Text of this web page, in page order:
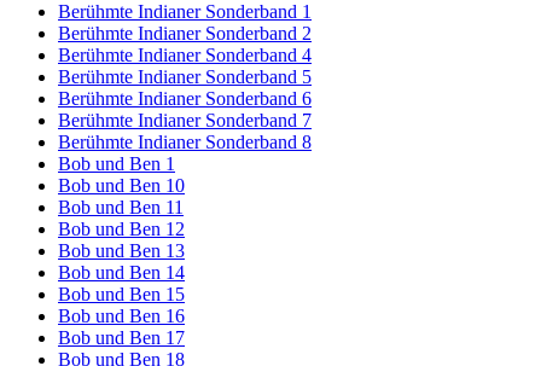
Berühmte Indianer Sonderband 1
Berühmte Indianer Sonderband 2
Berühmte Indianer Sonderband 4
Berühmte Indianer Sonderband 5
Berühmte Indianer Sonderband 6
Berühmte Indianer Sonderband 7
Berühmte Indianer Sonderband 8
Bob und Ben 1
Bob und Ben 10
Bob und Ben 11
Bob und Ben 12
Bob und Ben 13
Bob und Ben 14
Bob und Ben 15
Bob und Ben 16
Bob und Ben 17
Bob und Ben 18